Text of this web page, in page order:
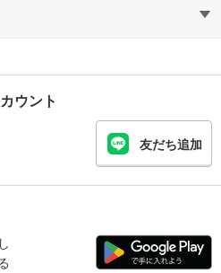
ウント
友だち追加